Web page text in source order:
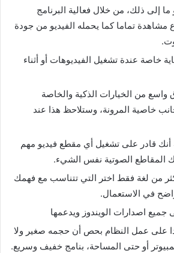
إلى ذلك، من خلال فعالية البرنامج
تماما كما يحمله الفيديو من جودة
خاصة عندة تشغيل الفيديوهات أو أثناء
واسع من الخيارات الذكية والخاصة
خاصية المرونة، وستلاحظ هذا عند
أنك قادر على تشغيل أي مقطع فيديو مهم
المقاطع الصوتية نفس الشيء.
من لغة فقط اختر التي تتناسب مع فهمك
في الاستعمال.
جميع اصدارات الويندوز ويدعمها
أبدا على عمل النظام بحص أن حجمه صغير ولا
أو حتى المساحة، بنامج خفيف وسريع.